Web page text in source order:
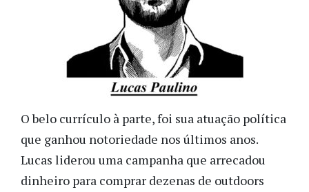
O belo currículo à parte, foi sua atuação política
que ganhou notoriedade nos últimos anos.
Lucas liderou uma campanha que arrecadou
dinheiro para comprar dezenas de outdoors